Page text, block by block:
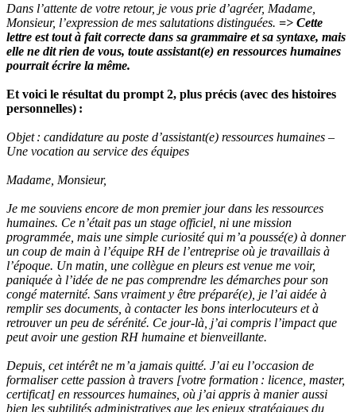
Dans l’attente de votre retour, je vous prie d’agréer, Madame,
Monsieur, l’expression de mes salutations distinguées. => Cette
lettre est tout à fait correcte dans sa grammaire et sa syntaxe, mais
elle ne dit rien de vous, toute assistant(e) en ressources humaines
pourrait écrire la même.
Et voici le résultat du prompt 2, plus précis (avec des histoires
personnelles) :
Objet : candidature au poste d’assistant(e) ressources humaines –
Une vocation au service des équipes
Madame, Monsieur,
Je me souviens encore de mon premier jour dans les ressources
humaines. Ce n’était pas un stage officiel, ni une mission
programmée, mais une simple curiosité qui m’a poussé(e) à donner
un coup de main à l’équipe RH de l’entreprise où je travaillais à
l’époque. Un matin, une collègue en pleurs est venue me voir,
paniquée à l’idée de ne pas comprendre les démarches pour son
congé maternité. Sans vraiment y être préparé(e), je l’ai aidée à
remplir ses documents, à contacter les bons interlocuteurs et à
retrouver un peu de sérénité. Ce jour-là, j’ai compris l’impact que
peut avoir une gestion RH humaine et bienveillante.
Depuis, cet intérêt ne m’a jamais quitté. J’ai eu l’occasion de
formaliser cette passion à travers [votre formation : licence, master,
certificat] en ressources humaines, où j’ai appris à manier aussi
bien les subtilités administratives que les enjeux stratégiques du